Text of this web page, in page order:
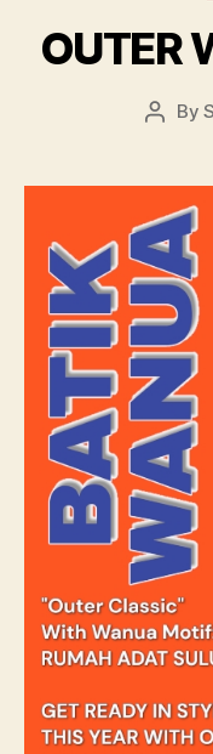
OUTER
PostBy